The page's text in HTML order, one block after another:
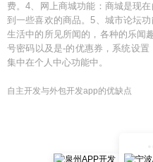
费。4、网上商城功能：商城是现
到一些喜欢的商品。5、城市论坛
生活中的所见所闻的，各种的乐闻
号密码以及是-的优惠券，系统设
集中在个人中心功能中。
自主开发与外包开发app的优缺点